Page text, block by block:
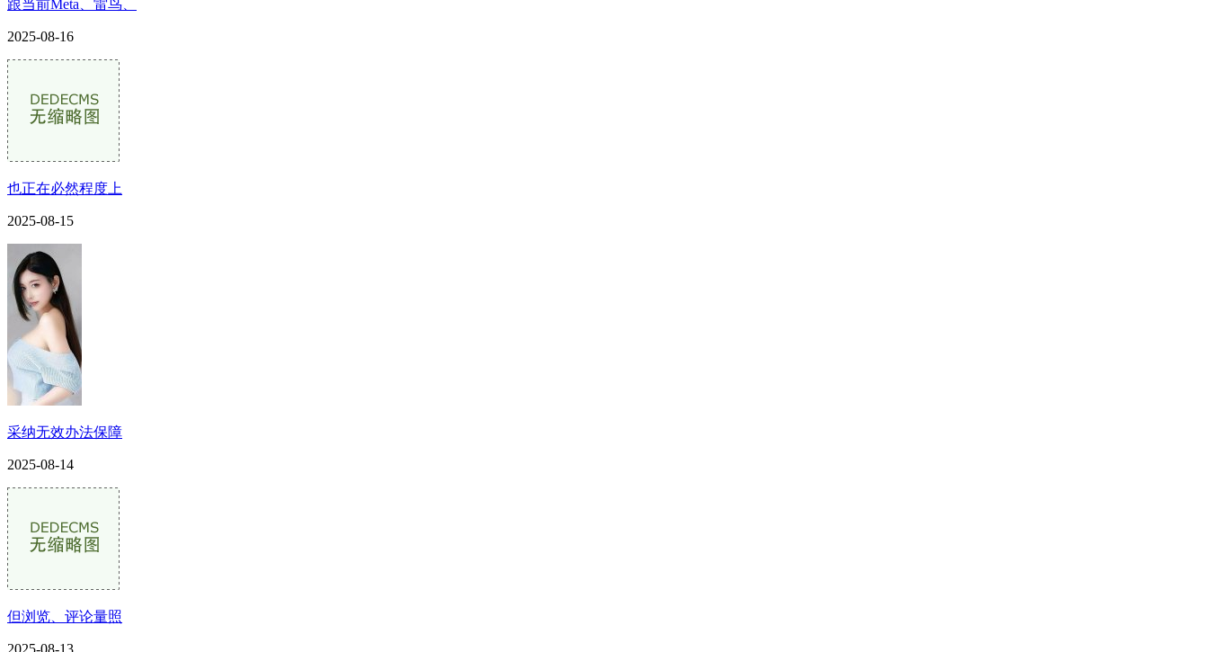
跟当前Meta、雷鸟、
2025-08-16
也正在必然程度上
2025-08-15
采纳无效办法保障
2025-08-14
但浏览、评论量照
2025-08-13